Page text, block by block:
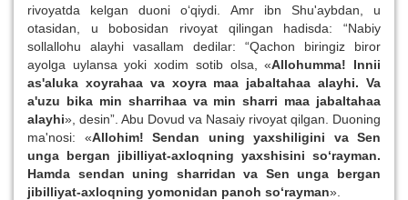
rivoyatda kelgan duoni o‘qiydi. Amr ibn Shu'aybdan, u
otasidan, u bobosidan rivoyat qilingan hadisda: “Nabiy
sollallohu alayhi vasallam dedilar: “Qachon biringiz biror
ayolga uylansa yoki xodim sotib olsa, «Allohumma! Innii
as'aluka xoyrahaa va xoyra maa jabaltahaa alayhi. Va
a'uzu bika min sharrihaa va min sharri maa jabaltahaa
alayhi», desin”. Abu Dovud va Nasaiy rivoyat qilgan. Duoning
ma'nosi: «Allohim! Sendan uning yaxshiligini va Sen
unga bergan jibilliyat-axloqning yaxshisini so‘rayman.
Hamda sendan uning sharridan va Sen unga bergan
jibilliyat-axloqning yomonidan panoh so‘rayman».